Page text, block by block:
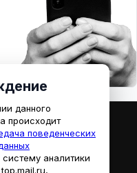
данного
происходит
поведенческих
аналитики